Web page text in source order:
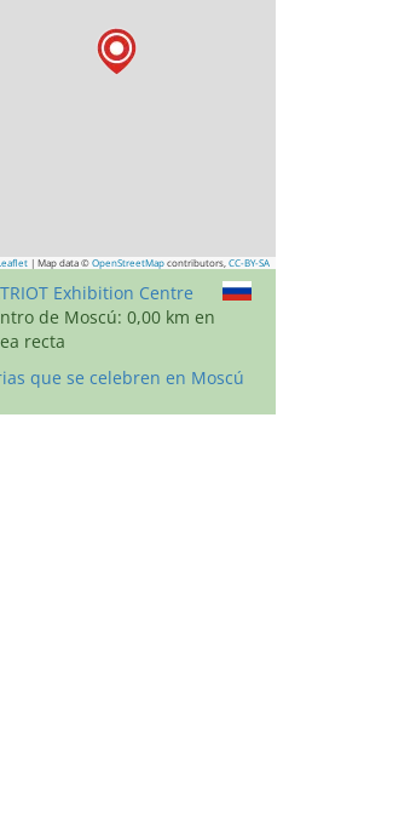
| Map data © OpenStreetMap contributors, CC-BY-SA
Exhibition Centre
de Moscú: 0,00 km en
recta
que se celebren en Moscú